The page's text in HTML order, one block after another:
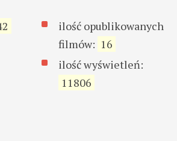
ilość opublikowanych
filmów: 16
ilość wyświetleń:
11806